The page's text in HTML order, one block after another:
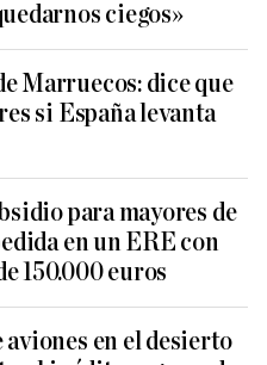
ciegos»
Marruecos: dice que
si España levanta
para mayores de
en un ERE con
150.000 euros
en el desierto